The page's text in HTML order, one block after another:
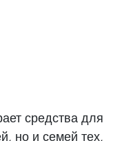
средства для
но и семей тех,